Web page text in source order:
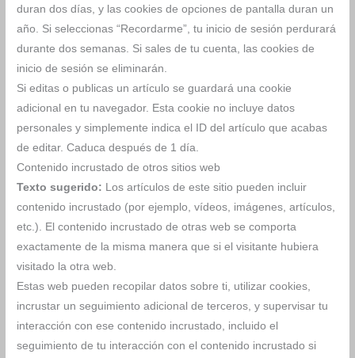
duran dos días, y las cookies de opciones de pantalla duran un
año. Si seleccionas “Recordarme”, tu inicio de sesión perdurará
durante dos semanas. Si sales de tu cuenta, las cookies de
inicio de sesión se eliminarán.
Si editas o publicas un artículo se guardará una cookie
adicional en tu navegador. Esta cookie no incluye datos
personales y simplemente indica el ID del artículo que acabas
de editar. Caduca después de 1 día.
Contenido incrustado de otros sitios web
Texto sugerido:
Los artículos de este sitio pueden incluir
contenido incrustado (por ejemplo, vídeos, imágenes, artículos,
etc.). El contenido incrustado de otras web se comporta
exactamente de la misma manera que si el visitante hubiera
visitado la otra web.
Estas web pueden recopilar datos sobre ti, utilizar cookies,
incrustar un seguimiento adicional de terceros, y supervisar tu
interacción con ese contenido incrustado, incluido el
seguimiento de tu interacción con el contenido incrustado si